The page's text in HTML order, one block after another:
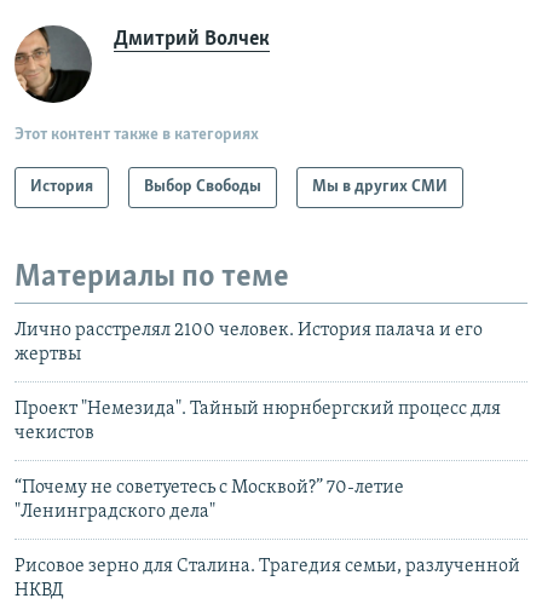
Дмитрий Волчек
Этот контент также в категориях
История Выбор Свободы Мы в других СМИ
Материалы по теме
Лично расстрелял 2100 человек. История палача и его
жертвы
Проект "Немезида". Тайный нюрнбергский процесс для
чекистов
“Почему не советуетесь с Москвой?” 70-летие
"Ленинградского дела"
Рисовое зерно для Сталина. Трагедия семьи, разлученной
НКВД